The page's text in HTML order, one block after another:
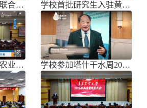
学校与莱西市政府联合举办青岛市胡萝 学校首批研究生入驻黄三角农高区
【媒体聚焦】青岛农业大学召开202 学校参加塔什干水周2026国际论坛